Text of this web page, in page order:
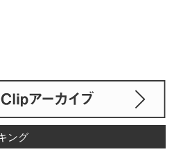
ング